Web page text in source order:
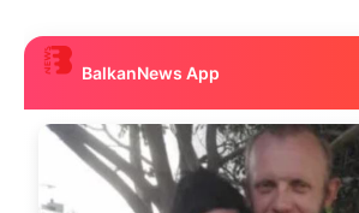
BalkanNews App